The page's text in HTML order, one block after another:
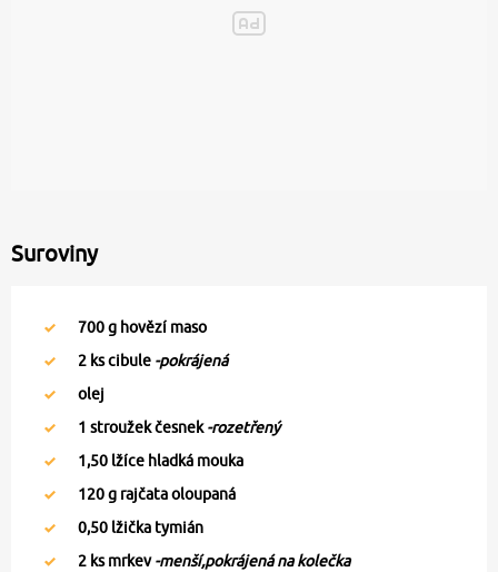
Suroviny
700g hovězí maso
2 ks cibule -pokrájená
olej
1 stroužek česnek-rozetřený
1,50 lžíce hladká mouka
120g rajčata oloupaná
0,50 lžička tymián
2 ks mrkev-menší,pokrájená na kolečka